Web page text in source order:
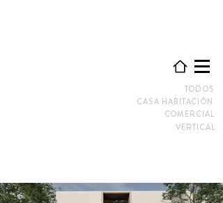
TODOS
CASA HABITACIÓN
COMERCIAL
VERTICAL